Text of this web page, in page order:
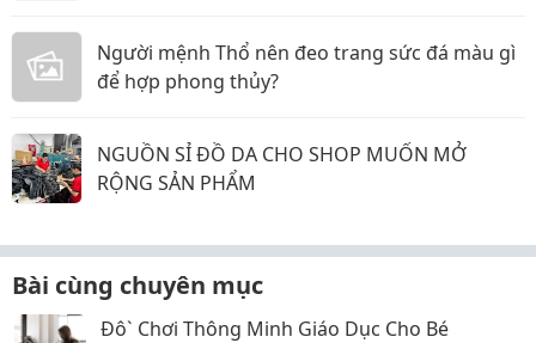
Người mệnh Thổ nên đeo trang sức đá màu gì
để hợp phong thủy?
NGUỒN SỈ ĐỒ DA CHO SHOP MUỐN MỞ
RỘNG SẢN PHẨM
Bài cùng chuyên mục
Đô` Chơi Thông Minh Giáo Dục Cho Bé